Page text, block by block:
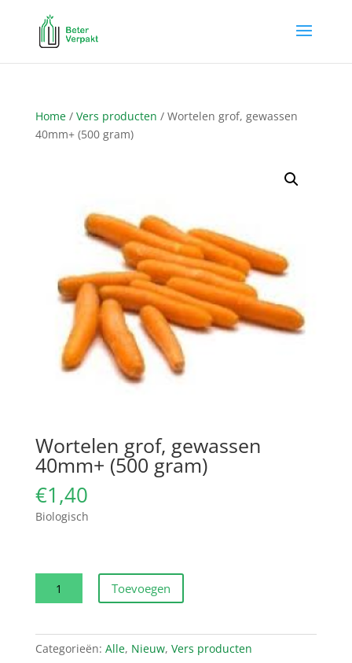
Home/ Vers producten / Wortelen grof, gewassen
40mm+ (500 gram)
Wortelen grof, gewassen
40mm+ (500 gram)
€1,40
Biologisch
Wortelen
grof,
40mm+
(500
Toevoegen
Categorieën: Alle, Nieuw, Vers producten